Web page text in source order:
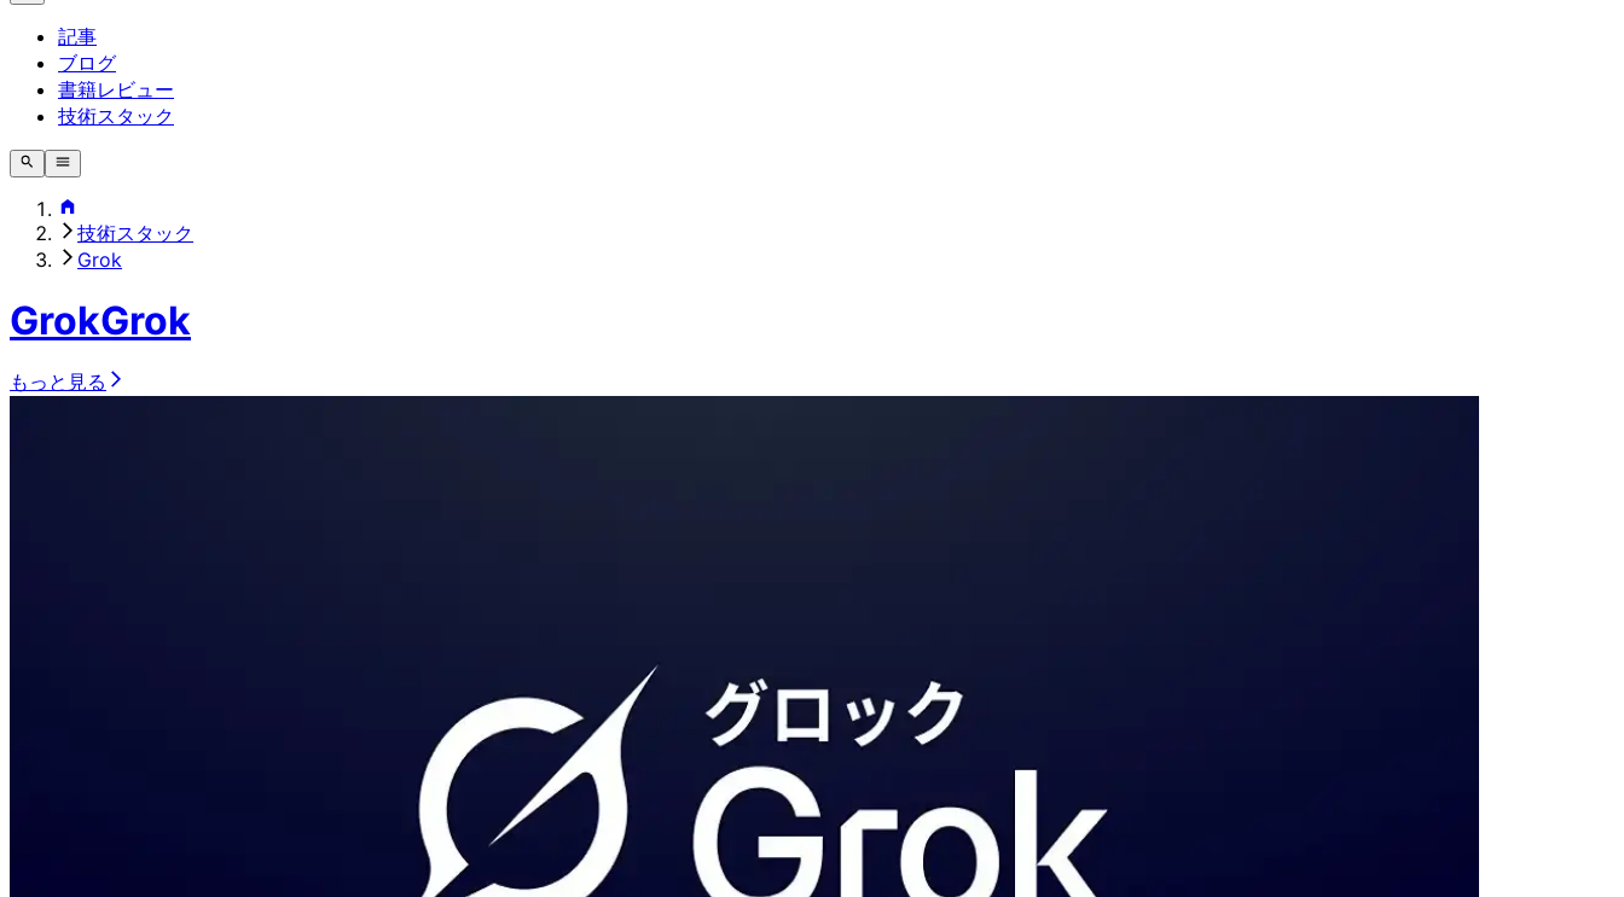
記事
ブログ
書籍レビュー
技術スタック
技術スタック
Grok
GrokGrok
もっと見る